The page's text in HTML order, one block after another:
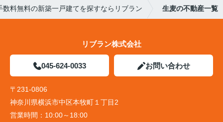
数料無料の新築一戸建てを探すならリブラン 生麦の不動産一覧
リブラン株式会社
045-624-0033 お問い合わせ
〒231-0806
神奈川県横浜市中区本牧町１丁目2
営業時間： 10:00～18:00